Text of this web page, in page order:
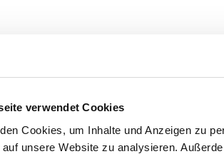
verwendet Cookies
Cookies, um Inhalte und Anzeigen zu
unsere Website zu analysieren.